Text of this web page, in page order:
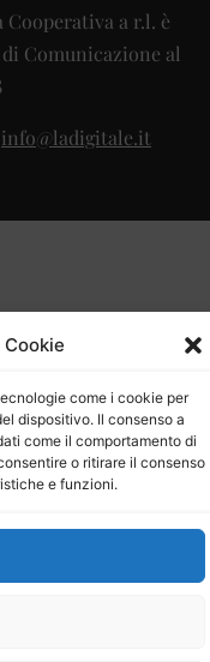
come i cookie per
dispositivo. Il consenso a
come il comportamento di
o ritirare il consenso
e funzioni.
a r.l. è
Comunicazione al
info@ladigitale.it